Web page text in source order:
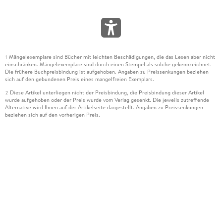
1 Mängelexemplare sind Bücher mit leichten Beschädigungen, die das Lesen aber nicht
einschränken. Mängelexemplare sind durch einen Stempel als solche gekennzeichnet.
Die frühere Buchpreisbindung ist aufgehoben. Angaben zu Preissenkungen beziehen
sich auf den gebundenen Preis eines mangelfreien Exemplars.
2 Diese Artikel unterliegen nicht der Preisbindung, die Preisbindung dieser Artikel
wurde aufgehoben oder der Preis wurde vom Verlag gesenkt. Die jeweils zutreffende
Alternative wird Ihnen auf der Artikelseite dargestellt. Angaben zu Preissenkungen
beziehen sich auf den vorherigen Preis.